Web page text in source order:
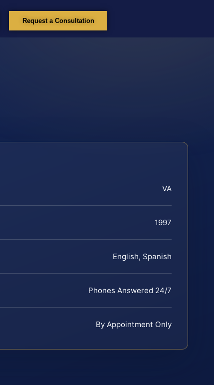
Request a Consultation
VA
1997
English, Spanish
Phones Answered 24/7
By Appointment Only